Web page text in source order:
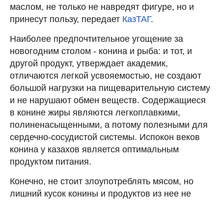
маслом, не только не навредят фигуре, но и
принесут пользу, передает КазТАГ.
Наиболее предпочтительное угощение за
новогодним столом - конина и рыба: и тот, и
другой продукт, утверждает академик,
отличаются легкой усвояемостью, не создают
большой нагрузки на пищеварительную систему
и не нарушают обмен веществ. Содержащиеся
в конине жиры являются легкоплавкими,
полиненасыщенными, а потому полезными для
сердечно-сосудистой системы. Испокон веков
конина у казахов является оптимальным
продуктом питания.
Конечно, не стоит злоупотреблять мясом, но
лишний кусок конины и продуктов из нее не